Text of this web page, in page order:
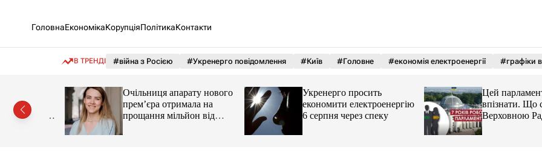
ГоловнаЕкономікаКорупціяПолітикаКонтакти
В ТРЕНДІ #війна з Росією #Укренерго повідомлення #Київ #Головне #економія електроенергії #графіки
у
Очільниця апарату нового
прем’єра отримала на
прощання мільйон від
«Нафтогазу»
Укренерго просить
економити електроенергію
6 серпня через спеку
Цей парламент
впізнати. Що
Верховною Радою
років без виборів